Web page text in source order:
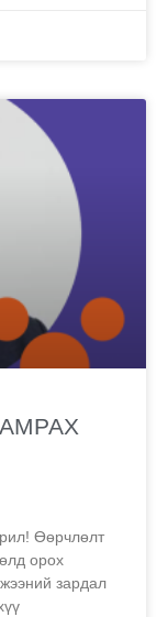
Өөрчлөлт
орох
зардал